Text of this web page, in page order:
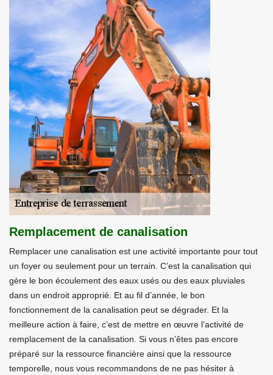
Remplacement de canalisation
Remplacer une canalisation est une activité importante pour tout
un foyer ou seulement pour un terrain. C’est la canalisation qui
gère le bon écoulement des eaux usés ou des eaux pluviales
dans un endroit approprié. Et au fil d’année, le bon
fonctionnement de la canalisation peut se dégrader. Et la
meilleure action à faire, c’est de mettre en œuvre l’activité de
remplacement de la canalisation. Si vous n’êtes pas encore
préparé sur la ressource financière ainsi que la ressource
temporelle, nous vous recommandons de ne pas hésiter à